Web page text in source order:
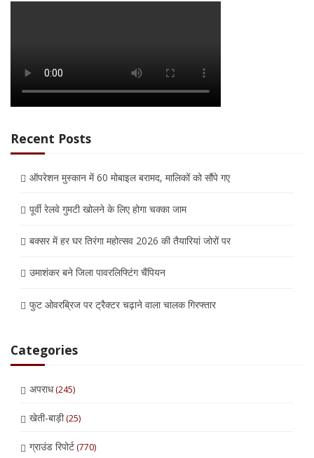
Recent Posts
ऑपरेशन मुस्कान में 60 मोबाइल बरामद, मालिकों को सौंपे गए
पूर्वी रेलवे गुमटी खोलने के लिए होगा चक्का जाम
बक्सर में हर घर तिरंगा महोत्सव 2026 की तैयारियां जोरों पर
उमाशंकर बने जिला पावरलिफ्टिंग चैंपियन
फुट ओवरब्रिज पर ट्रैक्टर चढ़ाने वाला चालक गिरफ्तार
Categories
अपराध(245)
खेती-बाड़ी(25)
ग्राउंड रिपोर्ट(770)